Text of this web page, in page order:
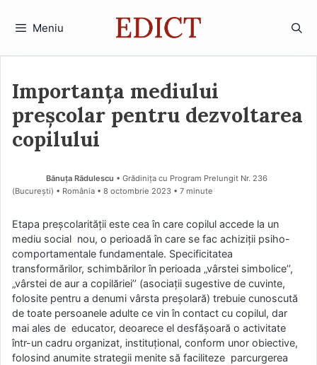
Meniu
Importanța mediului
preșcolar pentru dezvoltarea
copilului
Bănuța Rădulescu • Grădinița cu Program Prelungit Nr. 236
(Bucureşti) • România
8 octombrie 2023 • 7 minute
Etapa preșcolarității este cea în care copilul accede la un
mediu social nou, o perioadă în care se fac achiziții psiho-
comportamentale fundamentale. Specificitatea
transformărilor, schimbărilor în perioada „vârstei simbolice’’,
„vârstei de aur a copilăriei’’ (asociaţii sugestive de cuvinte,
folosite pentru a denumi vârsta preşolară) trebuie cunoscută
de toate persoanele adulte ce vin în contact cu copilul, dar
mai ales de educator, deoarece el desfăşoară o activitate
într-un cadru organizat, instituţional, conform unor obiective,
folosind anumite strategii menite să faciliteze parcurgerea